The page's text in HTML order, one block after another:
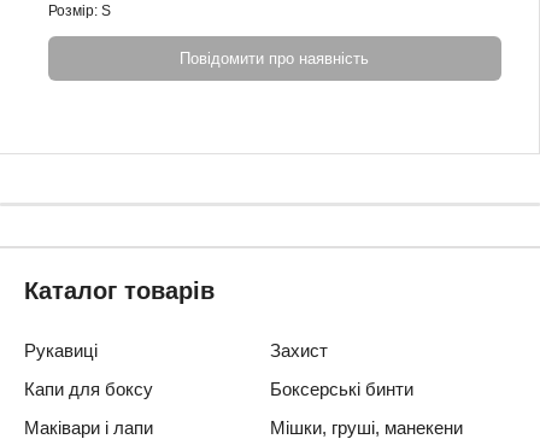
Розмір: S
Повідомити про наявність
Каталог товарів
Рукавиці
Захист
Капи для боксу
Боксерські бинти
Маківари і лапи
Мішки, груші, манекени